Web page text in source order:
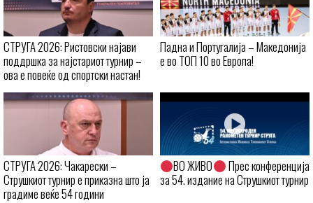
СТРУГА 2026: Ристовски најави
поддршка за најстариот турнир –
ова е повеќе од спортски настан!
Падна и Португалија – Македонија
е во ТОП 10 во Европа!
СТРУГА 2026: Чакарески –
Струшкиот турнир е приказна што ја
градиме веќе 54 години
ВО ЖИВО
Прес конференција
за 54. издание на Струшкиот турнир